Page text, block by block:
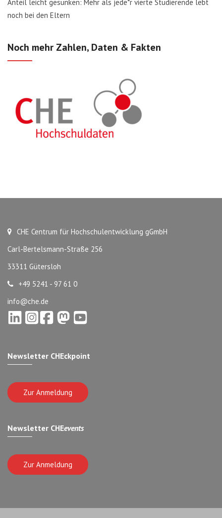
Anteil leicht gesunken: Mehr als jede*r vierte Studierende lebt
noch bei den Eltern
Noch mehr Zahlen, Daten & Fakten
CHE Centrum für Hochschulentwicklung gGmbH
Carl-Bertelsmann-Straße 256
33311 Gütersloh
+49 5241 - 97 61 0
info@che.de
Newsletter CHEckpoint
Zur Anmeldung
Newsletter CHEevents
Zur Anmeldung